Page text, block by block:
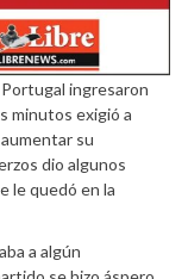
ingresaron
minutos exigió a
su
dio algunos
le quedó en la
a algún